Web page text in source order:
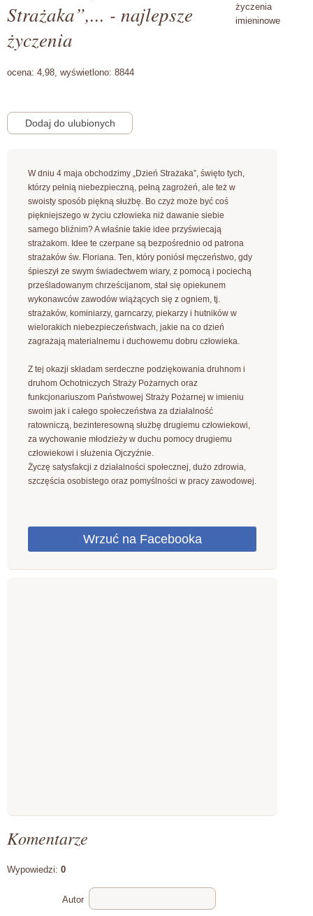
Strażaka”,... - najlepsze
życzenia
ocena: 4,98, wyświetlono: 8844
W dniu 4 maja obchodzimy „Dzień Strażaka”, święto tych,
którzy pełnią niebezpieczną, pełną zagrożeń, ale też w
swoisty sposób piękną służbę. Bo czyż może być coś
piękniejszego w życiu człowieka niż dawanie siebie
samego bliźnim? A właśnie takie idee przyświecają
strażakom. Idee te czerpane są bezpośrednio od patrona
strażaków św. Floriana. Ten, który poniósł męczeństwo, gdy
śpieszył ze swym świadectwem wiary, z pomocą i pociechą
prześladowanym chrześcijanom, stał się opiekunem
wykonawców zawodów wiążących się z ogniem, tj.
strażaków, kominiarzy, garncarzy, piekarzy i hutników w
wielorakich niebezpieczeństwach, jakie na co dzień
zagrażają materialnemu i duchowemu dobru człowieka.
Z tej okazji składam serdeczne podziękowania druhnom i
druhom Ochotniczych Straży Pożarnych oraz
funkcjonariuszom Państwowej Straży Pożarnej w imieniu
swoim jak i całego społeczeństwa za działalność
ratowniczą, bezinteresowną służbę drugiemu człowiekowi,
za wychowanie młodzieży w duchu pomocy drugiemu
człowiekowi i służenia Ojczyźnie.
Życzę satysfakcji z działalności społecznej, dużo zdrowia,
szczęścia osobistego oraz pomyślności w pracy zawodowej.
Komentarze
Wypowiedzi: 0
Autor
życzenia
imieninowe